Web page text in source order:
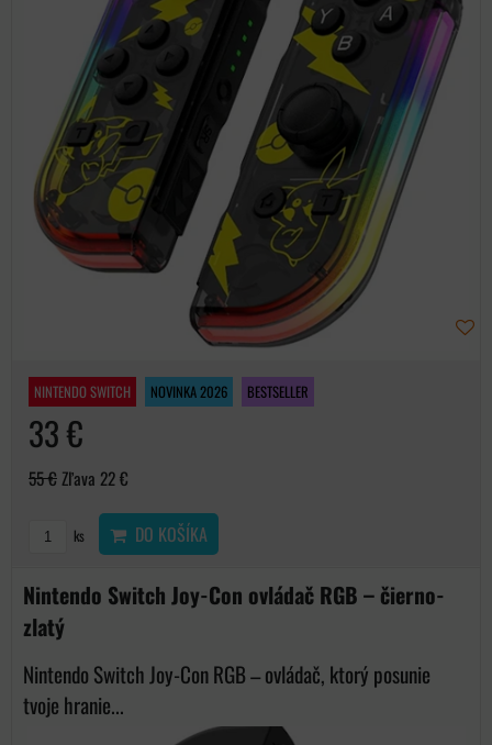
NINTENDO SWITCH NOVINKA 2026 BESTSELLER
33 €
55 € Zľava 22 €
ks DO KOŠÍKA
Nintendo Switch Joy-Con ovládač RGB – čierno-
zlatý
Nintendo Switch Joy-Con RGB – ovládač, ktorý posunie
tvoje hranie...